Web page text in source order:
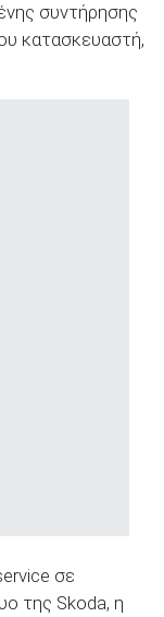
συντήρησης
κατασκευαστή,
σε
της Skoda, η